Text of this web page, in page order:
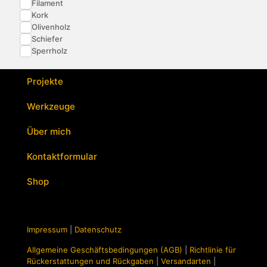
Filament
Kork
Olivenholz
Schiefer
Sperrholz
Projekte
Werkzeuge
Über mich
Kontaktformular
Shop
Impressum Datenschutz
Allgemeine Geschäftsbedingungen (AGB)
Richtlinie für
Rückerstattungen und Rückgaben
Versandarten